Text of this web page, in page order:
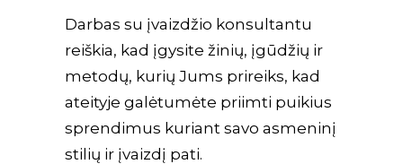
Darbas su įvaizdžio konsultantu
reiškia, kad įgysite žinių, įgūdžių ir
metodų, kurių Jums prireiks, kad
ateityje galėtumėte priimti puikius
sprendimus kuriant savo asmeninį
stilių ir įvaizdį pati.